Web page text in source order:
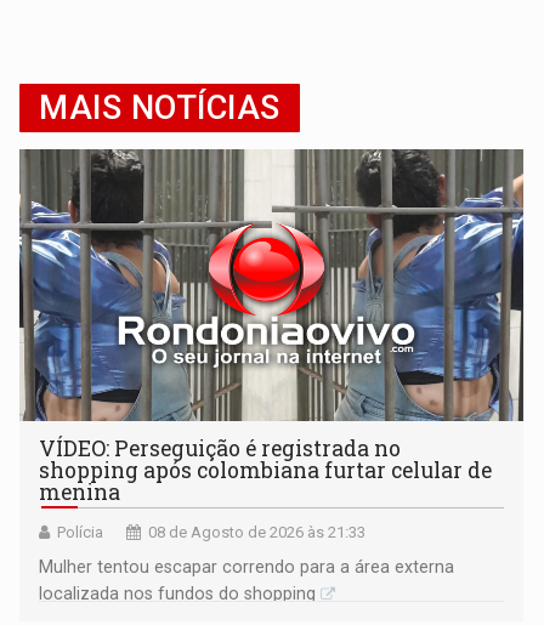
MAIS NOTÍCIAS
VÍDEO: Perseguição é registrada no
shopping após colombiana furtar celular de
menina
Polícia 08 de Agosto de 2026 às 21:33
Mulher tentou escapar correndo para a área externa
localizada nos fundos do shopping